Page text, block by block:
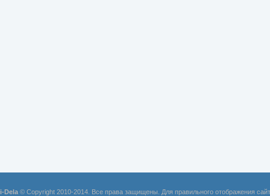
i-Dela © Copyright 2010-2014. Все права защищены. Для правильного отображения